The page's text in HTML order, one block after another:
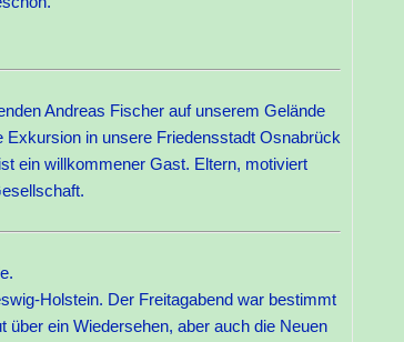
Andreas Fischer auf unserem Gelände
in unsere Friedensstadt Osnabrück
ein willkommener Gast. Eltern, motiviert
Holstein. Der Freitagabend war bestimmt
über ein Wiedersehen, aber auch die Neuen